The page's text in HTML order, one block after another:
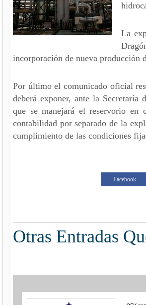
La
incorporación de nueva producción
Por último el comunicado oficial
deberá exponer, ante la
que se manejará el reservorio en
contabilidad por separado de la
cumplimiento de las condiciones
Facebook
Otras Entradas